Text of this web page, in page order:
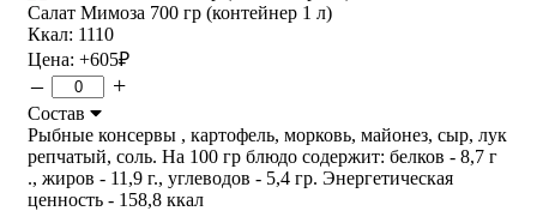
Салат Мимоза 700 гр (контейнер 1 л)
Ккал: 1110
Цена: +605₽
– +
Состав
Рыбные консервы , картофель, морковь, майонез, сыр, лук
репчатый, соль. На 100 гр блюдо содержит: белков - 8,7 г
., жиров - 11,9 г., углеводов - 5,4 гр. Энергетическая
ценность - 158,8 ккал